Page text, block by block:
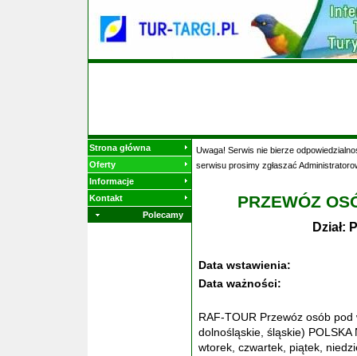
Strona główna
Oferty
Informacje
Kontakt
Polecamy
Uwaga! Serwis nie bierze
serwisu prosimy zgłaszać
PRZEWÓZ
Dział:
Data wstawienia:
Data ważności:
RAF-TOUR Przewóz osób
dolnośląskie, śląskie) POLSKA
wtorek, czwartek, piątek,